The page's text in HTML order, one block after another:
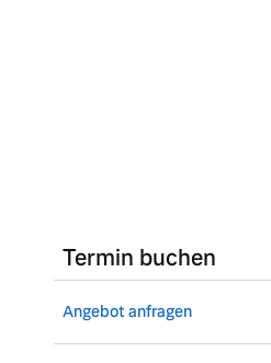
Termin buchen
Angebot anfragen